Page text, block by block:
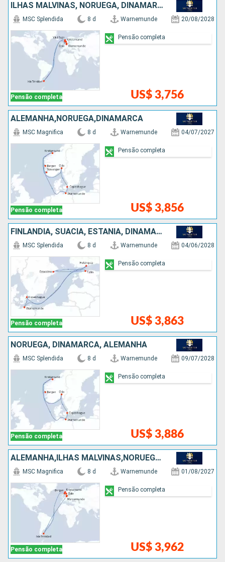
ILHAS MALVINAS, NORUEGA, DINAMARCA, ALEMANHA
Pensão completa
MSC Splendida 8 d Warnemunde 20/08/2028
US$ 3,756
Pensão completa
ALEMANHA,NORUEGA,DINAMARCA
Pensão completa
MSC Magnifica 8 d Warnemunde 04/07/2027
US$ 3,856
Pensão completa
FINLÃNDIA, SUÃCIA, ESTÃNIA, DINAMARCA, ALEMANHA
Pensão completa
MSC Splendida 8 d Warnemunde 04/06/2028
US$ 3,863
Pensão completa
NORUEGA, DINAMARCA, ALEMANHA
Pensão completa
MSC Splendida 8 d Warnemunde 09/07/2028
US$ 3,886
Pensão completa
ALEMANHA,ILHAS MALVINAS,NORUEGA,DINAMARCA
Pensão completa
MSC Magnifica 8 d Warnemunde 01/08/2027
US$ 3,962
Pensão completa